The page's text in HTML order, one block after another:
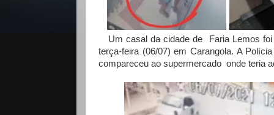
Um casal da cidade de Faria Lemos foi
terça-feira (06/07) em Carangola. A
compareceu ao supermercado onde teria